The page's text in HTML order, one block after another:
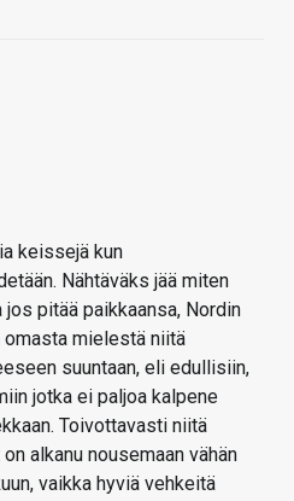
keissejä kun
Nähtäväks jää miten
pitää paikkaansa, Nordin
mielestä niitä
suuntaan, eli edullisiin,
jotka ei paljoa kalpene
Toivottavasti niitä
alkanu nousemaan vähän
vaikka hyviä vehkeitä